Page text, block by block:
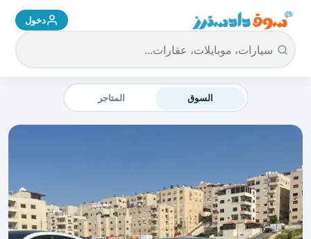
سوق دادسترز الرئيسية دخول
السوق المتاجر